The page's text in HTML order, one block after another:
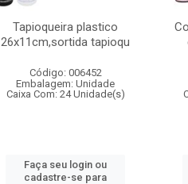
Tapioqueira plastico
26x11cm,sortida tapioqu
Código: 006452
Embalagem: Unidade
Caixa Com: 24 Unidade(s)
Faça seu login ou
cadastre-se para